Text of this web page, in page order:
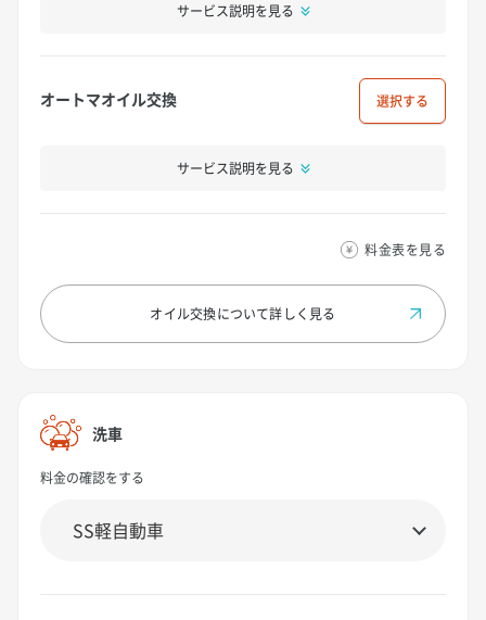
サービス説明を見る
オートマオイル交換 選択
サービス説明を見る
料金表を見る
オイル交換について詳しく見る
洗車
料金の確認をする